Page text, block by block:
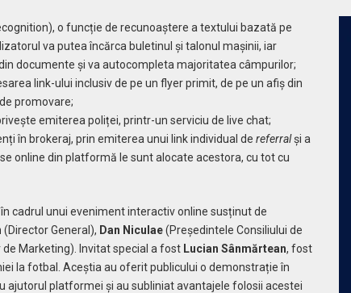
o funcție de recunoaștere a textului bazată pe
va putea încărca buletinul și talonul mașinii, iar
documente și va autocompleta majoritatea câmpurilor;
link-ului inclusiv de pe un flyer primit, de pe un afiș din
promovare;
emiterea poliței, printr-un serviciu de live chat;
în brokeraj, prin emiterea unui link individual de referralși a
online din platformă le sunt alocate acestora, cu tot cu
cadrul unui eveniment interactiv online susținut de
(Director General), Dan Niculae(Președintele Consiliului de
de Marketing). Invitat special a fost Lucian Sânmărtean, fost
la fotbal. Aceștia au oferit publicului o demonstrație în
ajutorul platformei și au subliniat avantajele folosii acestei